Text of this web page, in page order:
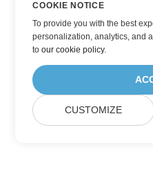
COOKIE NOTICE
To provide you with the best
personalization, analytics, and
toour cookie policy.
CUSTOMIZE